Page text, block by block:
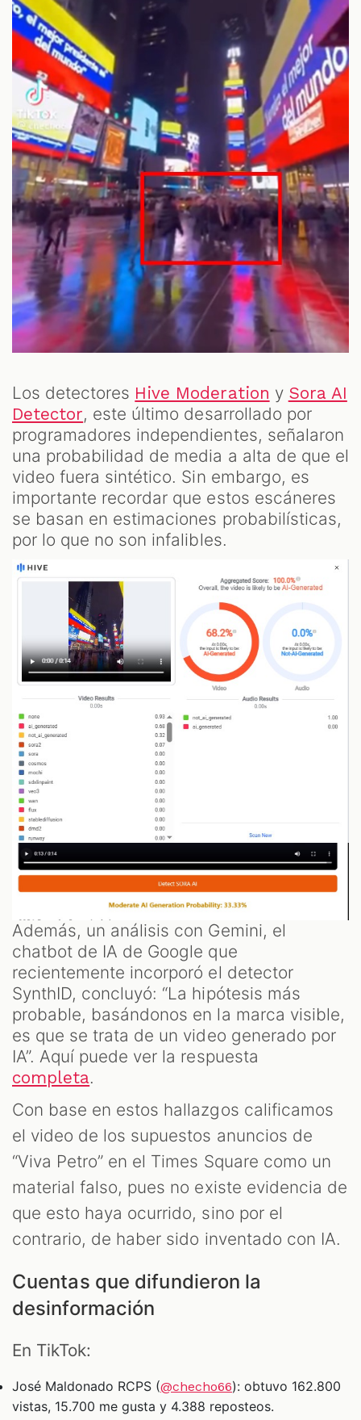
Los detectores Hive Moderation y Sora AI
Detector, este último desarrollado por
programadores independientes, señalaron
una probabilidad de media a alta de que el
video fuera sintético. Sin embargo, es
importante recordar que estos escáneres
se basan en estimaciones probabilísticas,
por lo que no son infalibles.
Además, un análisis con Gemini, el
chatbot de IA de Google que
recientemente incorporó el detector
SynthID, concluyó: “La hipótesis más
probable, basándonos en la marca visible,
es que se trata de un video generado por
IA”. Aquí puede ver la respuesta
completa.
Con base en estos hallazgos calificamos
el video de los supuestos anuncios de
“Viva Petro” en el Times Square como un
material falso, pues no existe evidencia de
que esto haya ocurrido, sino por el
contrario, de haber sido inventado con IA.
Cuentas que difundieron la
desinformación
En TikTok:
José Maldonado RCPS (@checho66): obtuvo 162.800
vistas, 15.700 me gusta y 4.388 reposteos.